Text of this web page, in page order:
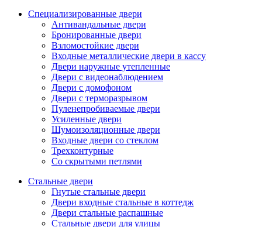
Специализированные двери
Антивандальные двери
Бронированные двери
Взломостойкие двери
Входные металлические двери в кассу
Двери наружные утепленные
Двери с видеонаблюдением
Двери с домофоном
Двери с терморазрывом
Пуленепробиваемые двери
Усиленные двери
Шумоизоляционные двери
Входные двери со стеклом
Трехконтурные
Со скрытыми петлями
Стальные двери
Гнутые стальные двери
Двери входные стальные в коттедж
Двери стальные распашные
Стальные двери для улицы